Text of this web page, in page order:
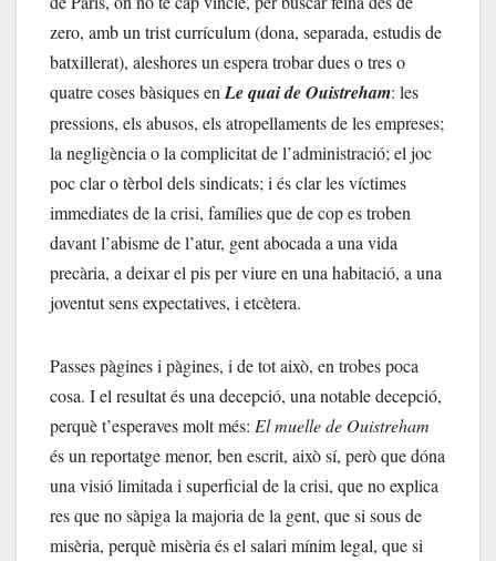
zero, amb un trist currículum (dona, separada, estudis de
batxillerat), aleshores un espera trobar dues o tres o
quatre coses bàsiques en Le quai de Ouistreham: les
pressions, els abusos, els atropellaments de les empreses;
la negligència o la complicitat de l’administració; el joc
poc clar o tèrbol dels sindicats; i és clar les víctimes
immediates de la crisi, famílies que de cop es troben
davant l’abisme de l’atur, gent abocada a una vida
precària, a deixar el pis per viure en una habitació, a una
joventut sens expectatives, i etcètera.
Passes pàgines i pàgines, i de tot això, en trobes poca
cosa. I el resultat és una decepció, una notable decepció,
perquè t’esperaves molt més: El muelle de Ouistreham
és un reportatge menor, ben escrit, això sí, però que dóna
una visió limitada i superficial de la crisi, que no explica
res que no sàpiga la majoria de la gent, que si sous de
misèria, perquè misèria és el salari mínim legal, que si